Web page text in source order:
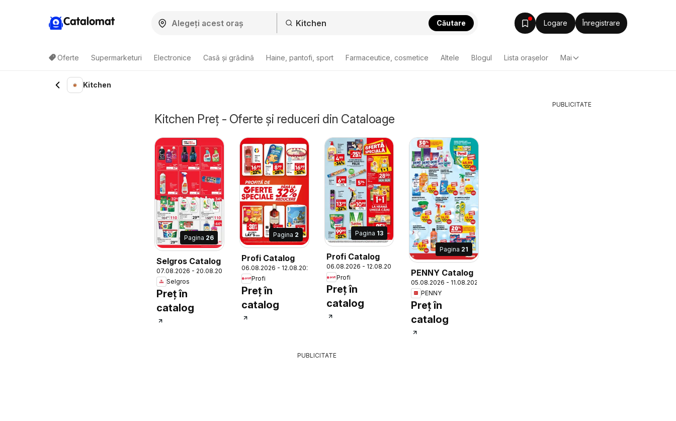
Catalomat Căutare Logare Înregistrare
Oferte Supermarketuri Electronice Casă și grădină Haine, pantofi, sport Farmaceutice, cosmetice Altele Blogul Lista oraşelor Mai
Kitchen
Kitchen Preț - Oferte și reduceri din Cataloage
Pagina 26
Selgros Catalog
07.08.2026 - 20.08.2026
Selgros
Preț în
catalog
Pagina 2
Profi Catalog
06.08.2026 - 12.08.2026
Profi
Preț în
catalog
Pagina 13
Profi Catalog
06.08.2026 - 12.08.2026
Profi
Preț în
catalog
Pagina 21
PENNY Catalog
05.08.2026 - 11.08.2026
PENNY
Preț în
catalog
PUBLICITATE
PUBLICITATE